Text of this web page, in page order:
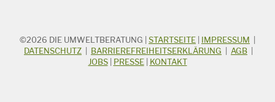
STICHWORTSUCHE
Suchbegriff
©2026 DIE UMWELTBERATUNG STARTSEITE IMPRESSUM
DATENSCHUTZ
BARRIEREFREIHEITSERKLÄRUNG AGB
JOBS| PRESSE| KONTAKT